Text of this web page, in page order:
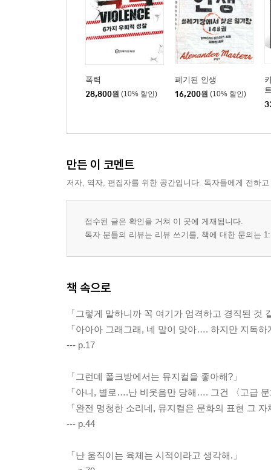
폭력
28,800원 (10% 할인)
폐기된 인생
16,200원 (10% 할인)
만든 이 코멘트
저자, 역자, 편집자를 위한 공간입니다. 독자들에게 전하
접수된 글은 확인을 거쳐 이 곳에 게재됩니다.
독자 분들의 리뷰는 리뷰 쓰기를, 책에 대한 문의는
책 속으로
「그렇게 말하니까 꼭 여기가 엄격하고 경직된
「아아아 그래그래, 네 말이 맞아…. 하지만 지독
--- p.17
「그런데 폴크방에서는 뮤지컬을 좋아해?」
「아니, 별로….난 비웃음만 당해…. 그건 〈고급
「완전 멍청한 소리네, 뮤지컬은 문화의 표현 그
--- p.44
「난 움직이는 육체는 시적이라고 생각해.」